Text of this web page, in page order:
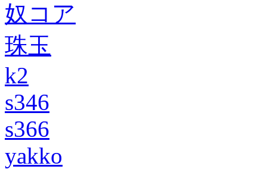
奴コア
珠玉
k2
s346
s366
yakko